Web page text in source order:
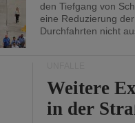
den Tiefgang von
eine Reduzierung
Durchfahrten nicht
Weitere
in der